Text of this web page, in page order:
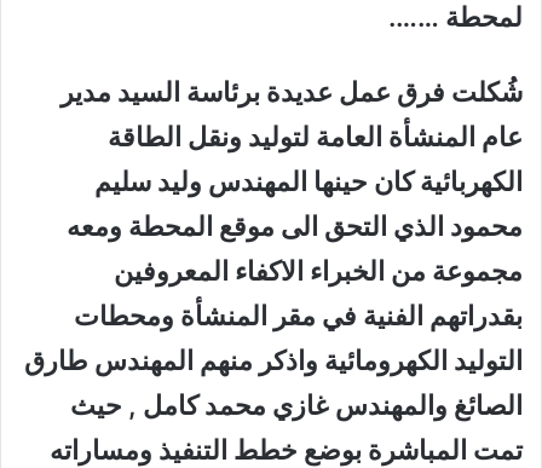
لمحطة …….
شُكلت فرق عمل عديدة برئاسة السيد مدير
عام المنشأة العامة لتوليد ونقل الطاقة
الكهربائية كان حينها المهندس وليد سليم
محمود الذي التحق الى موقع المحطة ومعه
مجموعة من الخبراء الاكفاء المعروفين
بقدراتهم الفنية في مقر المنشأة ومحطات
التوليد الكهرومائية واذكر منهم المهندس طارق
الصائغ والمهندس غازي محمد كامل , حيث
تمت المباشرة بوضع خطط التنفيذ ومساراته